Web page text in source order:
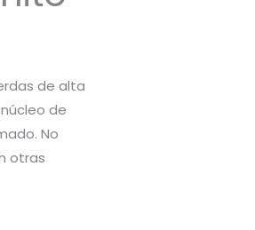
de alta
de
No
otras